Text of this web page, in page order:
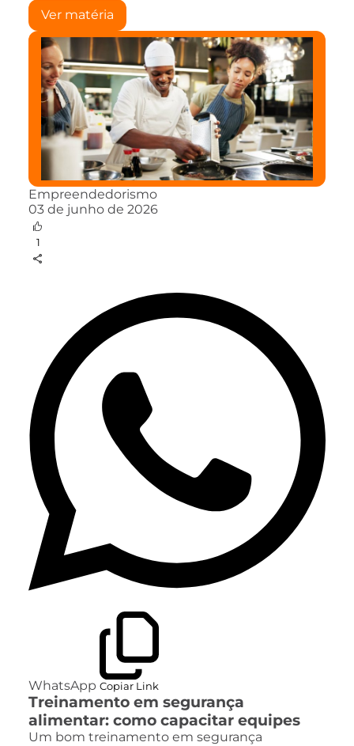
Ver matéria
Empreendedorismo
03 de junho de 2026
1
WhatsApp Copiar Link
Treinamento em segurança
alimentar: como capacitar equipes
Um bom treinamento em segurança